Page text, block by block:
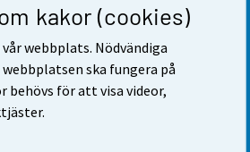
kakor (cookies)
webbplats. Nödvändiga
ska fungera på
behövs för att visa videor,